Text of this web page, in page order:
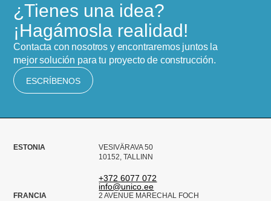
¿Tienes una idea?
¡Hagámosla realidad!
Contacta con nosotros y encontraremos juntos la
mejor solución para tu proyecto de construcción.
ESCRÍBENOS
ESTONIA
VESIVÄRAVA 50
10152, TALLINN
+372 6077 072
info@unico.ee
FRANCIA 2 AVENUE MARECHAL FOCH